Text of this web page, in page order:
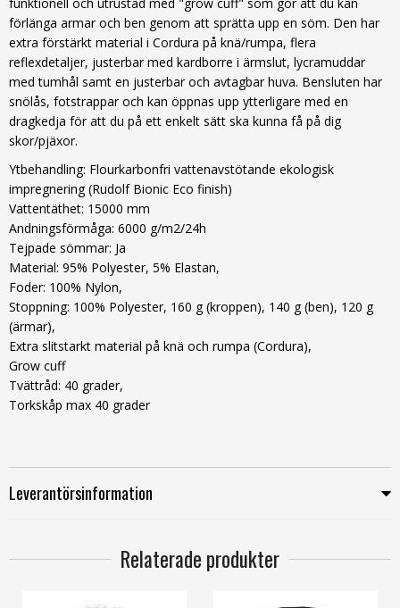
funktionell och utrustad med "grow cuff" som gör att du kan
förlänga armar och ben genom att sprätta upp en söm. Den har
extra förstärkt material i Cordura på knä/rumpa, flera
reflexdetaljer, justerbar med kardborre i ärmslut, lycramuddar
med tumhål samt en justerbar och avtagbar huva. Bensluten har
snölås, fotstrappar och kan öppnas upp ytterligare med en
dragkedja för att du på ett enkelt sätt ska kunna få på dig
skor/pjäxor.
Ytbehandling: Flourkarbonfri vattenavstötande ekologisk
impregnering (Rudolf Bionic Eco finish)
Vattentäthet: 15000 mm
Andningsförmåga: 6000 g/m2/24h
Tejpade sömmar: Ja
Material: 95% Polyester, 5% Elastan,
Foder: 100% Nylon,
Stoppning: 100% Polyester, 160 g (kroppen), 140 g (ben), 120 g
(ärmar),
Extra slitstarkt material på knä och rumpa (Cordura),
Grow cuff
Tvättråd: 40 grader,
Torkskåp max 40 grader
Leverantörsinformation
Relaterade produkter